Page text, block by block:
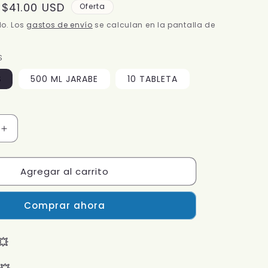
Precio
de
$41.00 USD
Oferta
Los gastos de envío se calculan en la pantalla de
500 ML JARABE 10 TABLETA
Aumentar
cantidad
para
MERO
LIV
|
GRATIS
20
Agregar al carrito
Comprar ahora